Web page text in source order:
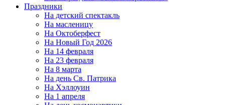
Праздники
На детский спектакль
На масленицу
На Октоберфест
На Новый Год 2026
На 14 февраля
На 23 февраля
На 8 марта
На день Св. Патрика
На Хэллоуин
На 1 апреля